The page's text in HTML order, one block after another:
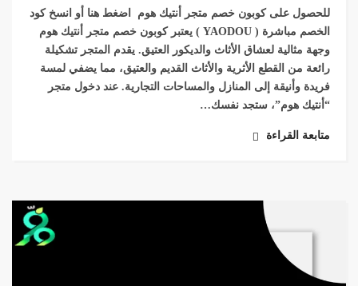
للحصول على كوبون خصم متجر أنتيك هوم اضغط هنا أو انسخ كود
الخصم مباشرة ( YAODOU ) يعتبر كوبون خصم متجر أنتيك هوم
وجهة مثالية لعشاق الأثاث والديكور العتيق. يقدم المتجر تشكيلة
رائعة من القطع الأثرية والأثاث القديم والعتيق، مما يضفي لمسة
فريدة وأنيقة إلى المنازل والمساحات التجارية. عند دخول متجر
“أنتيك هوم”، ستجد نفسك…
متابعة القراءة